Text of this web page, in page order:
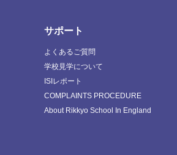
サポート
よくあるご質問
学校見学について
ISIレポート
COMPLAINTS PROCEDURE
About Rikkyo School In England